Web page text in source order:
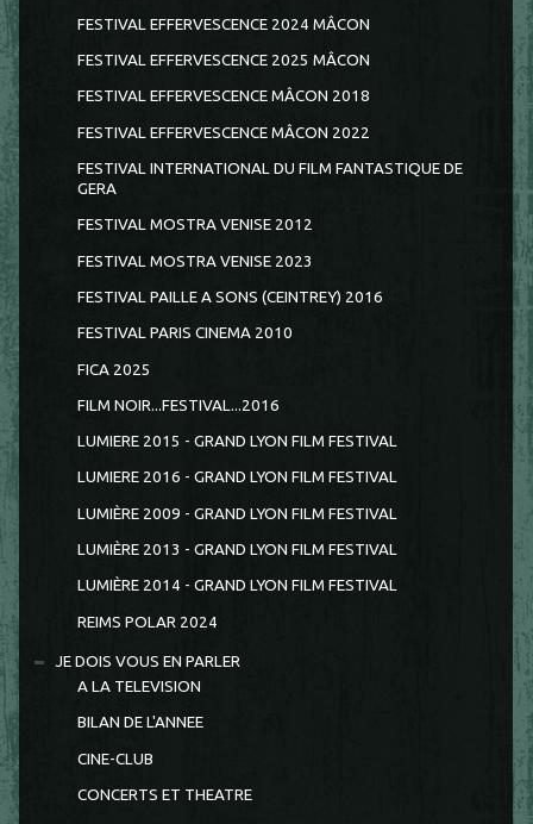
FESTIVAL EFFERVESCENCE 2024 MÂCON
FESTIVAL EFFERVESCENCE 2025 MÂCON
FESTIVAL EFFERVESCENCE MÂCON 2018
FESTIVAL EFFERVESCENCE MÂCON 2022
FESTIVAL INTERNATIONAL DU FILM FANTASTIQUE DE
GERA
FESTIVAL MOSTRA VENISE 2012
FESTIVAL MOSTRA VENISE 2023
FESTIVAL PAILLE A SONS (CEINTREY) 2016
FESTIVAL PARIS CINEMA 2010
FICA 2025
FILM NOIR...FESTIVAL...2016
LUMIERE 2015 - GRAND LYON FILM FESTIVAL
LUMIERE 2016 - GRAND LYON FILM FESTIVAL
LUMIÈRE 2009 - GRAND LYON FILM FESTIVAL
LUMIÈRE 2013 - GRAND LYON FILM FESTIVAL
LUMIÈRE 2014 - GRAND LYON FILM FESTIVAL
REIMS POLAR 2024
JE DOIS VOUS EN PARLER
A LA TELEVISION
BILAN DE L'ANNEE
CINE-CLUB
CONCERTS ET THEATRE